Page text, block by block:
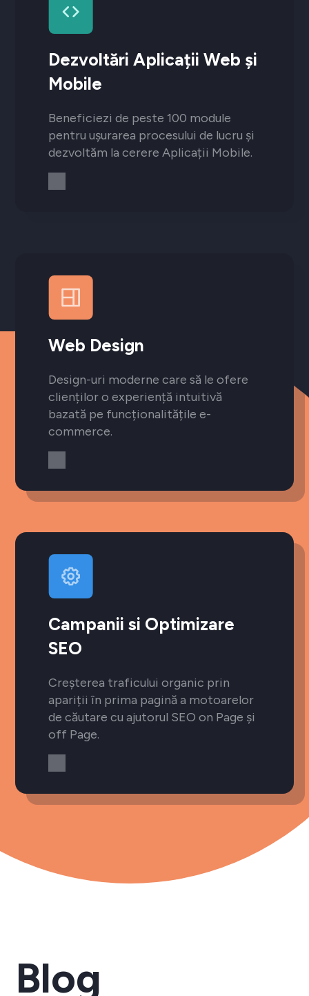
Dezvoltări Aplicații Web și
Mobile
Beneficiezi de peste 100 module
pentru ușurarea procesului de lucru și
dezvoltăm la cerere Aplicații Mobile.
Web Design
Design-uri moderne care să le ofere
clienților o experiență intuitivă
bazată pe funcționalitățile e-
commerce.
Campanii si Optimizare
SEO
Creșterea traficului organic prin
apariții în prima pagină a motoarelor
de căutare cu ajutorul SEO on Page și
off Page.
Blog